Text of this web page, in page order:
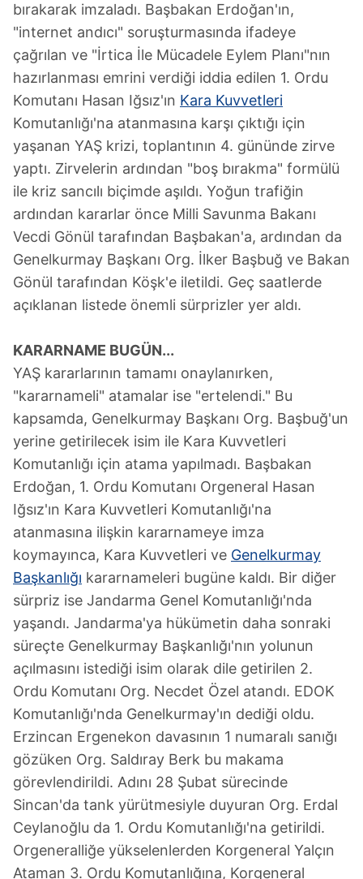
bırakarak imzaladı. Başbakan Erdoğan'ın,
"internet andıcı" soruşturmasında ifadeye
çağrılan ve "İrtica İle Mücadele Eylem Planı"nın
hazırlanması emrini verdiği iddia edilen 1. Ordu
Komutanı Hasan Iğsız'ın Kara Kuvvetleri
Komutanlığı'na atanmasına karşı çıktığı için
yaşanan YAŞ krizi, toplantının 4. gününde zirve
yaptı. Zirvelerin ardından "boş bırakma" formülü
ile kriz sancılı biçimde aşıldı. Yoğun trafiğin
ardından kararlar önce Milli Savunma Bakanı
Vecdi Gönül tarafından Başbakan'a, ardından da
Genelkurmay Başkanı Org. İlker Başbuğ ve Bakan
Gönül tarafından Köşk'e iletildi. Geç saatlerde
açıklanan listede önemli sürprizler yer aldı.
KARARNAME BUGÜN...
YAŞ kararlarının tamamı onaylanırken,
"kararnameli" atamalar ise "ertelendi." Bu
kapsamda, Genelkurmay Başkanı Org. Başbuğ'un
yerine getirilecek isim ile Kara Kuvvetleri
Komutanlığı için atama yapılmadı. Başbakan
Erdoğan, 1. Ordu Komutanı Orgeneral Hasan
Iğsız'ın Kara Kuvvetleri Komutanlığı'na
atanmasına ilişkin kararnameye imza
koymayınca, Kara Kuvvetleri ve Genelkurmay
Başkanlığı kararnameleri bugüne kaldı. Bir diğer
sürpriz ise Jandarma Genel Komutanlığı'nda
yaşandı. Jandarma'ya hükümetin daha sonraki
süreçte Genelkurmay Başkanlığı'nın yolunun
açılmasını istediği isim olarak dile getirilen 2.
Ordu Komutanı Org. Necdet Özel atandı. EDOK
Komutanlığı'nda Genelkurmay'ın dediği oldu.
Erzincan Ergenekon davasının 1 numaralı sanığı
gözüken Org. Saldıray Berk bu makama
görevlendirildi. Adını 28 Şubat sürecinde
Sincan'da tank yürütmesiyle duyuran Org. Erdal
Ceylanoğlu da 1. Ordu Komutanlığı'na getirildi.
Orgeneralliğe yükselenlerden Korgeneral Yalçın
Ataman 3. Ordu Komutanlığına, Korgeneral